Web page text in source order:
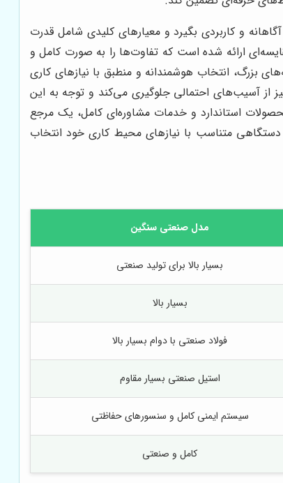
و کاربردی بگیرد و معیارهای کلیدی شامل قدرت
ارائه شده است که تفاوت‌ها را به صورت کامل و
بزرگ، انتخاب هوشمندانه و منطبق با نیازهای کاری
از آسیب‌های احتمالی جلوگیری می‌کند و توجه به این
محصولات استاندارد و خدمات مشاوره‌ای کامل، یک مرجع
متناسب با نیازهای محیط کاری خود انتخاب
مدل صنعتی سنگین
بسیار بالا برای تولید صنعتی
بسیار بالا
فولاد صنعتی با دوام بسیار بالا
استیل صنعتی بسیار مقاوم
سیستم ایمنی کامل و سنسورهای حفاظتی
کامل و صنعتی